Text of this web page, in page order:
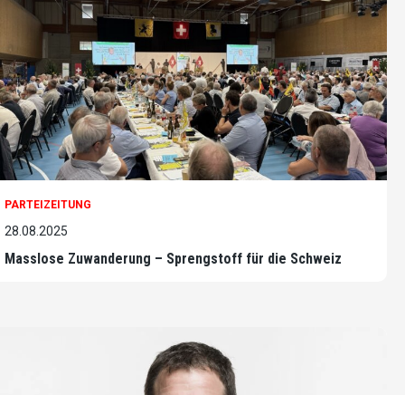
PARTEIZEITUNG
28.08.2025
Masslose Zuwanderung – Sprengstoff für die Schweiz